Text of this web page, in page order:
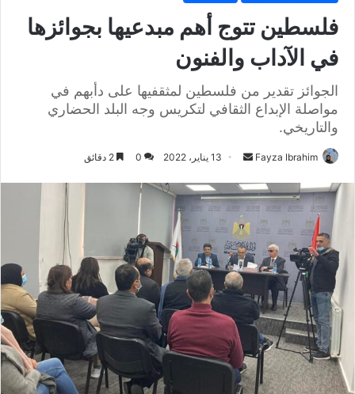
فلسطين تتوج أهم مبدعيها بجوائزها
في الآداب والفنون
الجوائز تقدير من فلسطين لمثقفيها على دأبهم في
مواصلة الإبداع الثقافي لتكريس وجه البلد الحضاري
والتاريخي.
Fayza Ibrahim
أرسل
إلكترونيا
13 يناير، 2022 0